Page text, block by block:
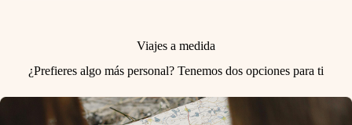
Viajes a medida
¿Prefieres algo más personal? Tenemos dos opciones para ti